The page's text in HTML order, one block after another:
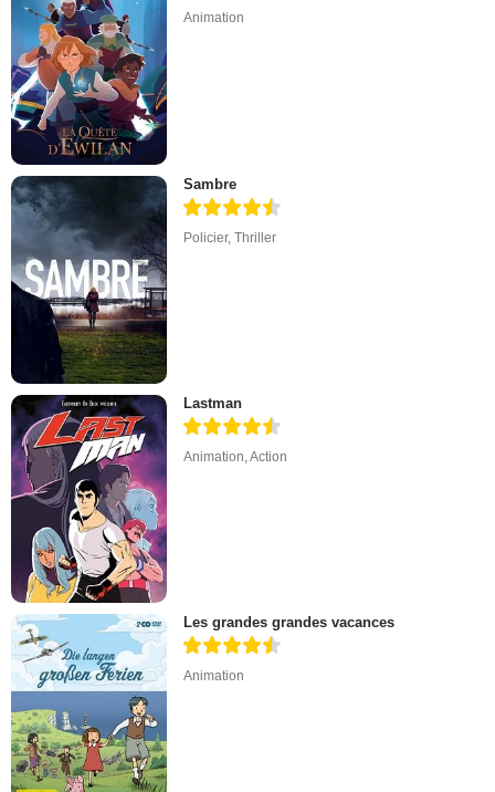
Animation
Sambre
Policier,Thriller
Lastman
Animation,Action
Les grandes grandes vacances
Animation